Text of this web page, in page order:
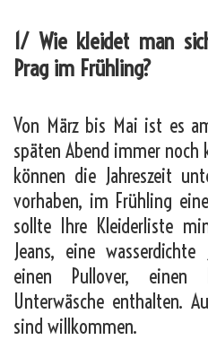
1/ Wie kleidet man
Prag im Frühling?
Von März bis Mai ist es
späten Abend immer noch
können die Jahreszeit
vorhaben, im Frühling
sollte Ihre Kleiderliste
Jeans, eine
einen Pullover, einen
Unterwäsche enthalten.
sind willkommen.